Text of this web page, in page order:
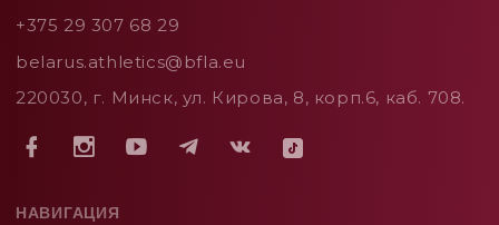
+375 29 307 68 29
belarus.athletics@bfla.eu
220030, г. Минск, ул. Кирова, 8, корп.6, каб. 708.
НАВИГАЦИЯ